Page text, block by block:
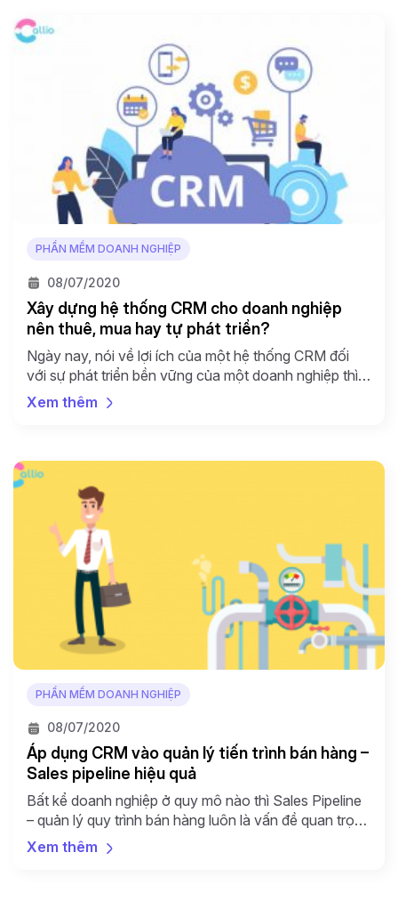
PHẦN MỀM DOANH NGHIỆP
08/07/2020
Xây dựng hệ thống CRM cho doanh nghiệp
nên thuê, mua hay tự phát triển?
Ngày nay, nói về lợi ích của một hệ thống CRM đối
với sự phát triển bền vững của một doanh nghiệp thì
gần như doanh nghiệp nào cũng biết và có nhu cầu
triển khai CRM phục vụ cho hoạt động kinh doanh
Xem thêm
PHẦN MỀM DOANH NGHIỆP
08/07/2020
Áp dụng CRM vào quản lý tiến trình bán hàng –
Sales pipeline hiệu quả
Bất kể doanh nghiệp ở quy mô nào thì Sales Pipeline
– quản lý quy trình bán hàng luôn là vấn đề quan trọng
đối với doanh nghiệp. Quản lý quy trình bán hàng chặt
chẽ giúp chủ doanh nghiệp dự đoán được dòng tiền
Xem thêm